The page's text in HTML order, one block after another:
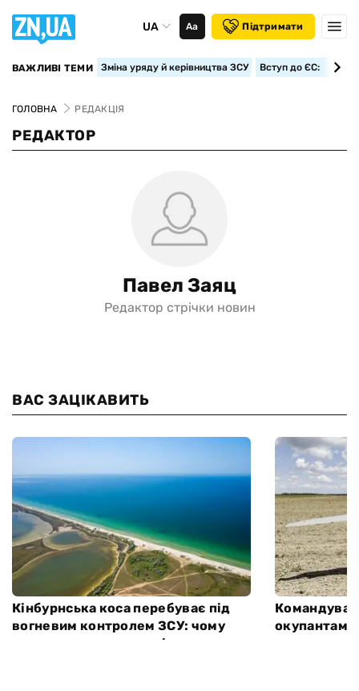
UA Аа Підтримати
ВАЖЛИВІ ТЕМИ Зміна уряду й керівництва ЗСУ Вступ до ЄС:
ГОЛОВНА РЕДАКЦІЯ
РЕДАКТОР
Павел Заяц
Редактор стрічки новин
ВАС ЗАЦІКАВИТЬ
Кінбурнська коса перебуває під
вогневим контролем ЗСУ: чому
вона важлива для росіян
окупантам